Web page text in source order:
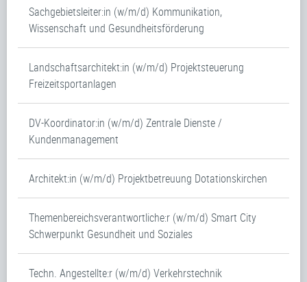
Sachgebietsleiter:in (w/m/d) Kommunikation,
Wissenschaft und Gesundheitsförderung
Landschaftsarchitekt:in (w/m/d) Projektsteuerung
Freizeitsportanlagen
DV-Koordinator:in (w/m/d) Zentrale Dienste /
Kundenmanagement
Architekt:in (w/m/d) Projektbetreuung Dotationskirchen
Themenbereichsverantwortliche:r (w/m/d) Smart City
Schwerpunkt Gesundheit und Soziales
Techn. Angestellte:r (w/m/d) Verkehrstechnik